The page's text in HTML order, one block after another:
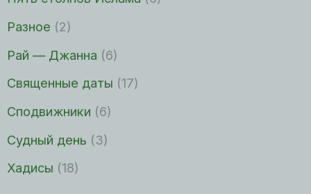
Разное (2)
Рай — Джанна (6)
Священные даты (17)
Сподвижники (6)
Судный день (3)
Хадисы (18)